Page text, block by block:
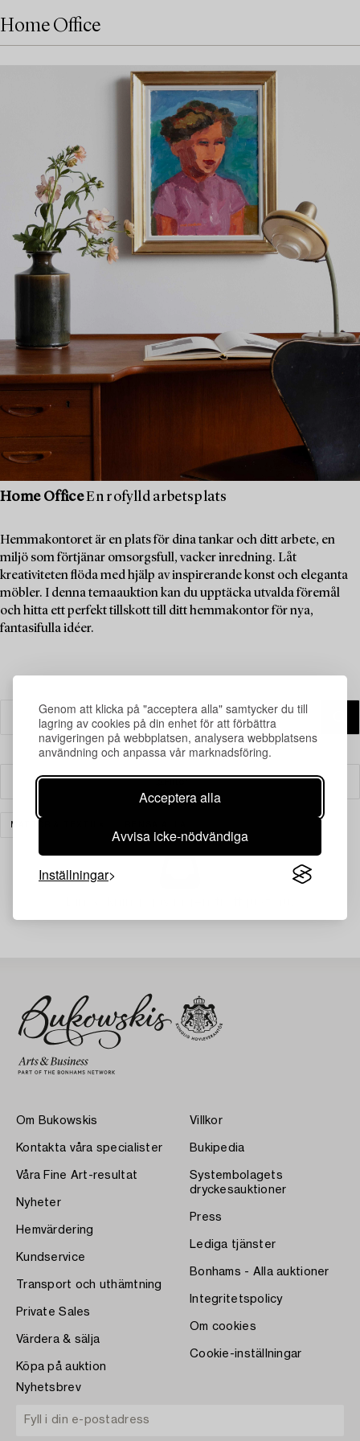
Genom att klicka på "acceptera alla" samtycker du till
lagring av cookies på din enhet för att förbättra
navigeringen på webbplatsen, analysera webbplatsens
användning och anpassa vår marknadsföring.
Acceptera alla
Avvisa icke-nödvändiga
Inställningar
Home Office
Home OfficeEn rofylld arbetsplats
Hemmakontoret är en plats för dina tankar och ditt arbete, en
miljö som förtjänar omsorgsfull, vacker inredning. Låt
kreativiteten flöda med hjälp av inspirerande konst och eleganta
möbler. I denna temaauktion kan du upptäcka utvalda föremål
och hitta ett perfekt tillskott till ditt hemmakontor för nya,
fantasifulla idéer.
Filter
MATTOR & TEXTIL
Om Bukowskis
Kontakta våra specialister
Våra Fine Art-resultat
Nyheter
Hemvärdering
Kundservice
Transport och uthämtning
Private Sales
Värdera & sälja
Köpa på auktion
Villkor
Bukipedia
Systembolagets
dryckesauktioner
Press
Lediga tjänster
Bonhams - Alla auktioner
Integritetspolicy
Om cookies
Cookie-inställningar
Nyhetsbrev